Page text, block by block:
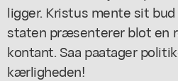
ligger. Kristus mente sit
staten præsenterer blot en
kontant. Saa paatager
kærligheden!